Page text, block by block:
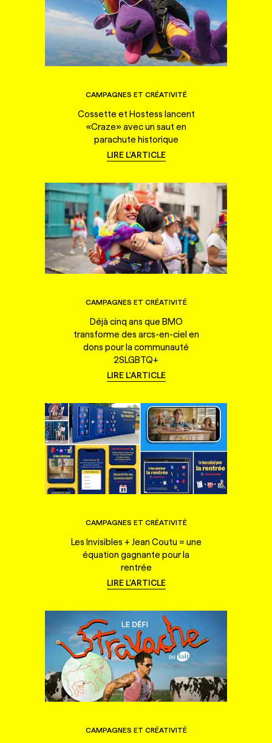
CAMPAGNES ET CRÉATIVITÉ
Cossette et Hostess lancent
«Craze» avec un saut en
parachute historique
LIRE L'ARTICLE
CAMPAGNES ET CRÉATIVITÉ
Déjà cinq ans que BMO
transforme des arcs-en-ciel en
dons pour la communauté
2SLGBTQ+
LIRE L'ARTICLE
CAMPAGNES ET CRÉATIVITÉ
Les Invisibles + Jean Coutu = une
équation gagnante pour la
rentrée
LIRE L'ARTICLE
CAMPAGNES ET CRÉATIVITÉ